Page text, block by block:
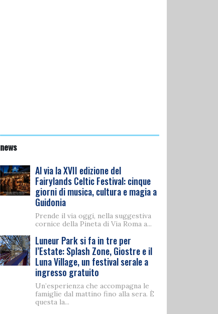
news
Al via la XVII edizione del
Fairylands Celtic Festival: cinque
giorni di musica, cultura e magia a
Guidonia
Prende il via oggi, nella suggestiva
cornice della Pineta di Via Roma a...
Luneur Park si fa in tre per
l’Estate: Splash Zone, Giostre e il
Luna Village, un festival serale a
ingresso gratuito
Un’esperienza che accompagna le
famiglie dal mattino fino alla sera. È
questa la...